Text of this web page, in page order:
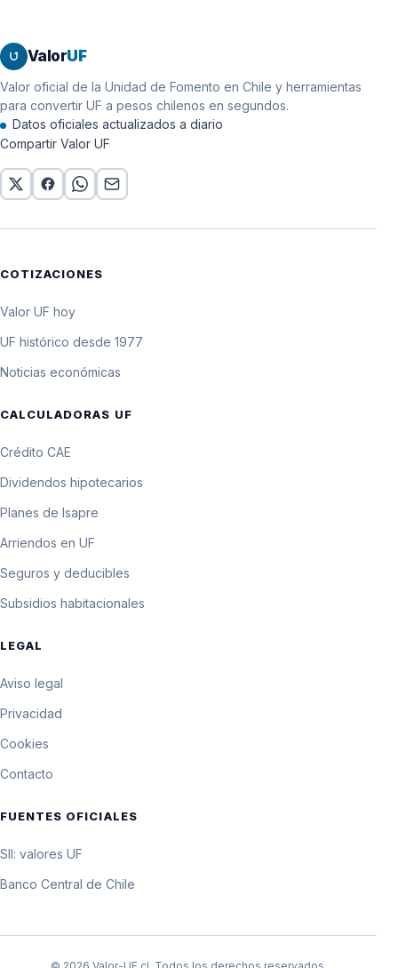
ValorUF
Valor oficial de la Unidad de Fomento en Chile y herramientas
para convertir UF a pesos chilenos en segundos.
Datos oficiales actualizados a diario
Compartir Valor UF
COTIZACIONES
Valor UF hoy
UF histórico desde 1977
Noticias económicas
CALCULADORAS UF
Crédito CAE
Dividendos hipotecarios
Planes de Isapre
Arriendos en UF
Seguros y deducibles
Subsidios habitacionales
LEGAL
Aviso legal
Privacidad
Cookies
Contacto
FUENTES OFICIALES
SII: valores UF
Banco Central de Chile